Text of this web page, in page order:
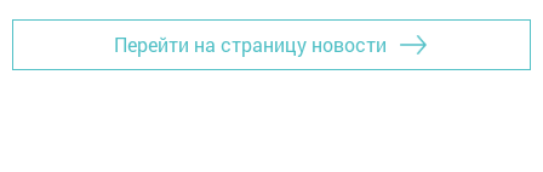
Перейти на страницу новости